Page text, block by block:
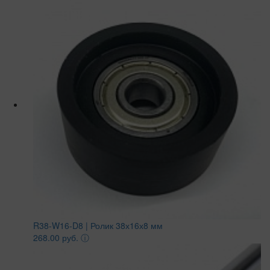
R38-W16-D8 | Ролик 38х16х8 мм
268.00 руб. ⓘ